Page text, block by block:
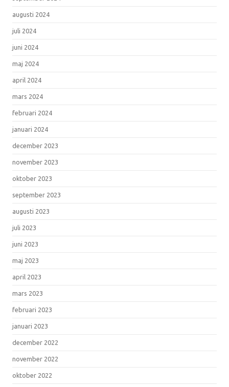
augusti 2024
juli 2024
juni 2024
maj 2024
april 2024
mars 2024
februari 2024
januari 2024
december 2023
november 2023
oktober 2023
september 2023
augusti 2023
juli 2023
juni 2023
maj 2023
april 2023
mars 2023
februari 2023
januari 2023
december 2022
november 2022
oktober 2022